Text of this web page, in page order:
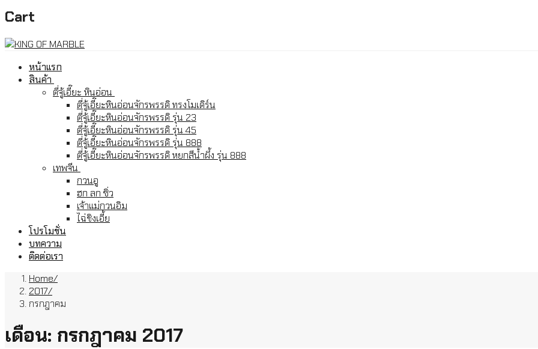
Cart
หน้าแรก
สินค้า
ตี่จู้เอี๊ยะ หินอ่อน
ตี่จู้เอี๊ยะหินอ่อนจักรพรรดิ ทรงโมเดิร์น
ตี่จู้เอี๊ยะหินอ่อนจักรพรรดิ รุ่น 23
ตี่จู้เอี๊ยะหินอ่อนจักรพรรดิ รุ่น 45
ตี่จู้เอี๊ยะหินอ่อนจักรพรรดิ รุ่น 888
ตี่จู้เอี๊ยะหินอ่อนจักรพรรดิ หยกสีน้ำผึ้ง รุ่น 888
เทพจีน
กวนอู
ฮก ลก ซิ่ว
เจ้าแม่กวนอิม
ไฉ่ชิงเอี้ย
โปรโมชั่น
บทความ
ติดต่อเรา
Home
2017
กรกฎาคม
เดือน: กรกฎาคม 2017